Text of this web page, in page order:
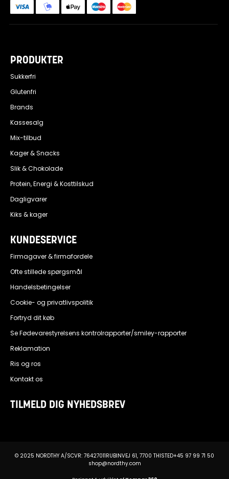
PRODUKTER
Sukkerfri
Glutenfri
Brands
Kassesalg
Mix-tilbud
Kager & Snacks
Slik & Chokolade
Protein, Energi & Kosttilskud
Dagligvarer
Kiks & kager
KUNDESERVICE
Firmagaver & firmafordele
Ofte stillede spørgsmål
Handelsbetingelser
Cookie- og privatlivspolitik
Fortryd dit køb
Se Fødevarestyrelsens kontrolrapporter/smiley-rapporter
Reklamation
Ris og ros
Kontakt os
TILMELD DIG NYHEDSBREV
© 2025 NORDTHY A/SCVR: 76427011RUBINVEJ 61, 7700 THISTED+45 97 99 71 50
shop@nordthy.com